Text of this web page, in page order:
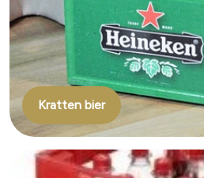
Kratten bier